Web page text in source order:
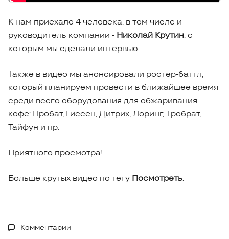
К нам приехало 4 человека, в том числе и
руководитель компании - Николай Крутин, с
которым мы сделали интервью.
Также в видео мы анонсировали ростер-баттл,
который планируем провести в ближайшее время
среди всего оборудования для обжаривания
кофе: Пробат, Гиссен, Дитрих, Лоринг, Тробрат,
Тайфун и пр.
Приятного просмотра!
Больше крутых видео по тегу Посмотреть.
Комментарии